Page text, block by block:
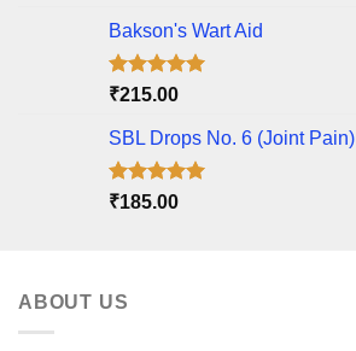
Bakson's Wart Aid
Rated5.00
₹215.00
SBL Drops No. 6 (Joint Pain)
Rated5.00
₹185.00
ABOUT US